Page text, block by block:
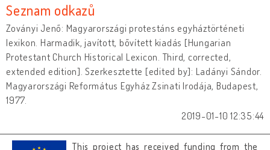
Seznam odkazů
Zoványi Jenő: Magyarországi protestáns egyháztörténeti
lexikon. Harmadik, javított, bővített kiadás [Hungarian
Protestant Church Historical Lexicon. Third, corrected,
extended edition]. Szerkesztette [edited by]: Ladányi Sándor.
Magyarországi Református Egyház Zsinati Irodája, Budapest,
1977.
2019-01-10 12:35:44
This project has received funding from the